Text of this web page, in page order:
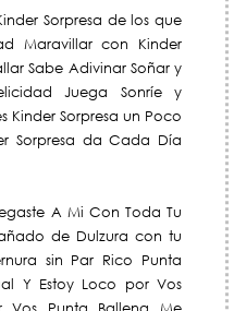
Sorpresa de los que
Maravillar con Kinder
Sabe Adivinar Soñar y
Juega Sonríe y
Kinder Sorpresa un Poco
Sorpresa da Cada Día
A Mi Con Toda Tu
de Dulzura con tu
sin Par Rico Punta
Y Estoy Loco por Vos